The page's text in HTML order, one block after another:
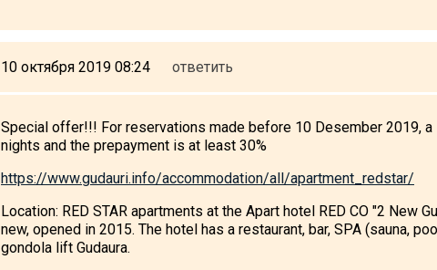
10 октября 2019 08:24 ответить
Special offer!!! For reservations made before 10 Desember 2019,
nights and the prepayment is at least 30%
https://www.gudauri.info/accommodation/all/apartment_redstar/
Location: RED STAR apartments at the Apart hotel RED CO "2 New
new, opened in 2015. The hotel has a restaurant, bar, SPA (sauna,
gondola lift Gudaura.